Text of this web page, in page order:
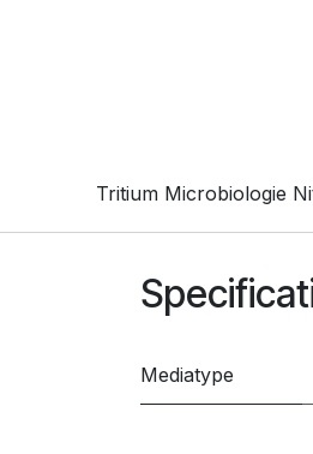
Tritium Microbiologie
Mediatype